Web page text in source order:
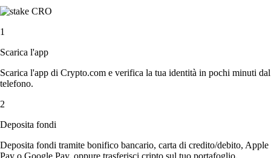
1
Scarica l'app
Scarica l'app di Crypto.com e verifica la tua identità in pochi minuti dal
telefono.
2
Deposita fondi
Deposita fondi tramite bonifico bancario, carta di credito/debito, Apple
Pay o Google Pay, oppure trasferisci cripto sul tuo portafoglio.